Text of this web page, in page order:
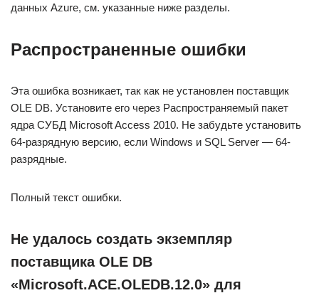
данных Azure, см. указанные ниже разделы.
Распространенные ошибки
Эта ошибка возникает, так как не установлен поставщик
OLE DB. Установите его через Распространяемый пакет
ядра СУБД Microsoft Access 2010. Не забудьте установить
64-разрядную версию, если Windows и SQL Server — 64-
разрядные.
Полный текст ошибки.
Не удалось создать экземпляр
поставщика OLE DB
«Microsoft.ACE.OLEDB.12.0» для